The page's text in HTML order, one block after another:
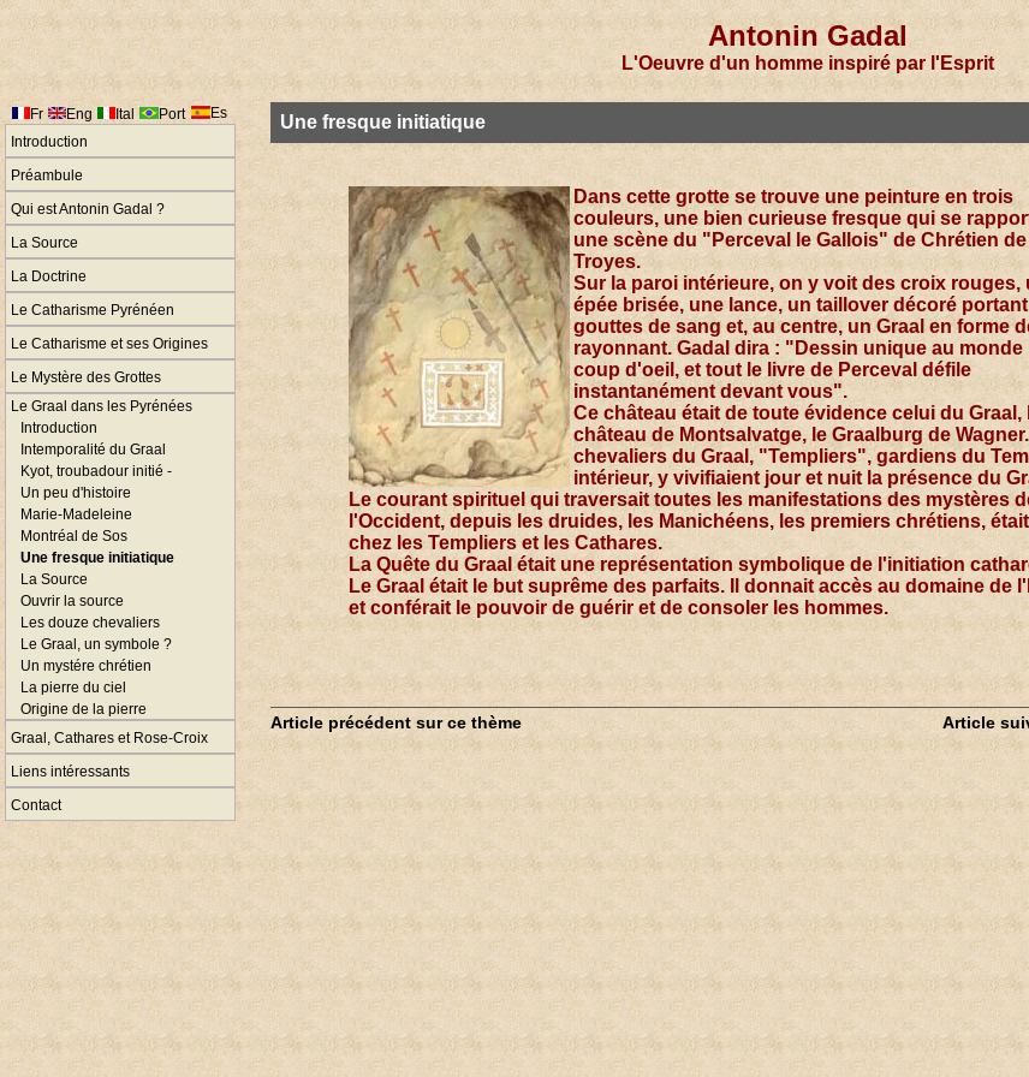
Antonin Gadal
L'Oeuvre d'un homme inspiré par l'Esprit
Fr Eng Ital Port
Es
Introduction
Préambule
Qui est Antonin Gadal ?
La Source
La Doctrine
Le Catharisme Pyrénéen
Le Catharisme et ses Origines
Le Mystère des Grottes
Le Graal dans les Pyrénées
Introduction
Intemporalité du Graal
Kyot, troubadour initié -
Un peu d'histoire
Marie-Madeleine
Montréal de Sos
Une fresque initiatique
La Source
Ouvrir la source
Les douze chevaliers
Le Graal, un symbole ?
Un mystére chrétien
La pierre du ciel
Origine de la pierre
Graal, Cathares et Rose-Croix
Liens intéressants
Contact
Une fresque initiatique
Dans cette grotte se trouve une peinture en trois
couleurs, une bien curieuse fresque qui se
une scène du "Perceval le Gallois" de Chrétien de
Troyes.
Sur la paroi intérieure, on y voit des croix rouges,
épée brisée, une lance, un taillover décoré
gouttes de sang et, au centre, un Graal en forme
rayonnant. Gadal dira : "Dessin unique au monde
coup d'oeil, et tout le livre de Perceval défile
instantanément devant vous".
Ce château était de toute évidence celui du Graal,
château de Montsalvatge, le Graalburg de
chevaliers du Graal, "Templiers", gardiens du
intérieur, y vivifiaient jour et nuit la présence du
Le courant spirituel qui traversait toutes les manifestations des mystères
l'Occident, depuis les druides, les Manichéens, les premiers chrétiens,
chez les Templiers et les Cathares.
La Quête du Graal était une représentation symbolique de l'initiation
Le Graal était le but suprême des parfaits. Il donnait accès au domaine de
et conférait le pouvoir de guérir et de consoler les hommes.
Article précédent sur ce thème Article